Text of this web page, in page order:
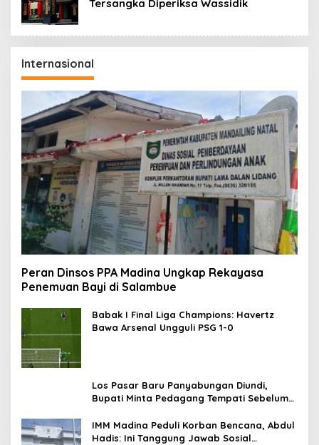
Tersangka Diperiksa Wassidik
Internasional
Peran Dinsos PPA Madina Ungkap Rekayasa
Penemuan Bayi di Salambue
Babak I Final Liga Champions: Havertz
Bawa Arsenal Ungguli PSG 1-0
Los Pasar Baru Panyabungan Diundi,
Bupati Minta Pedagang Tempati Sebelum
IMM Madina Peduli Korban Bencana, Abdul
Hadis: Ini Tanggung Jawab Sosial